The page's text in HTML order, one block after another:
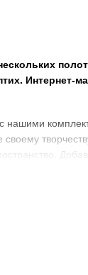
Интернет-
своему